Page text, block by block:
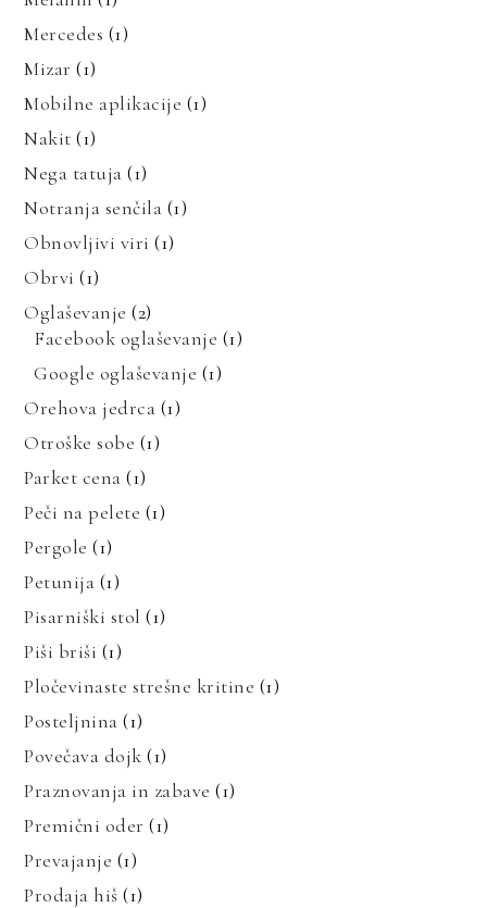
Mercedes (1)
Mizar (1)
Mobilne aplikacije (1)
Nakit (1)
Nega tatuja (1)
Notranja senčila (1)
Obnovljivi viri (1)
Obrvi (1)
Oglaševanje (2)
Facebook oglaševanje (1)
Google oglaševanje (1)
Orehova jedrca (1)
Otroške sobe (1)
Parket cena (1)
Peči na pelete (1)
Pergole (1)
Petunija (1)
Pisarniški stol (1)
Piši briši (1)
Pločevinaste strešne kritine (1)
Posteljnina (1)
Povečava dojk (1)
Praznovanja in zabave (1)
Premični oder (1)
Prevajanje (1)
Prodaja hiš (1)